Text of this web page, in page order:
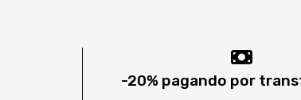
-20% pagando por